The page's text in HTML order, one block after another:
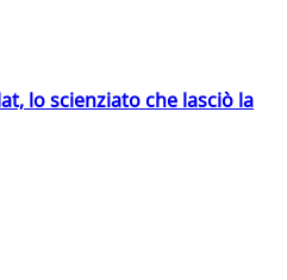
lo scienziato che lasciò la